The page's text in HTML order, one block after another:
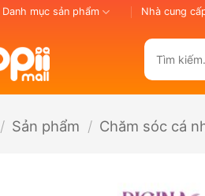
Danh mục sản phẩm Nhà cung
kiếm:
/ Sản phẩm / Chăm sóc cá